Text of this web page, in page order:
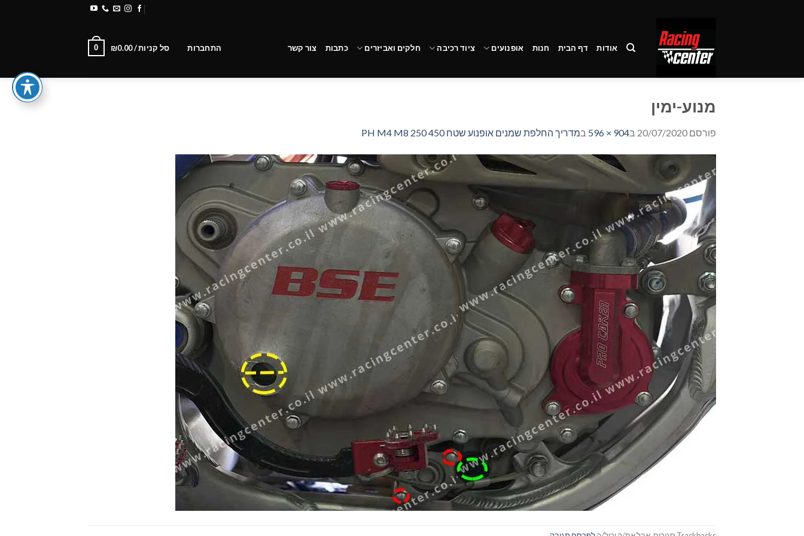
אודות דף הבית חנות אופנועים ציוד רכיבה חלקים ואביזרים כתבות צור קשר התחברות סל קניות / ₪0.00
0
מנוע-ימין
פורסם 20/07/2020 ב904 × 596 במדריך החלפת שמנים אופנוע שטח PH M4 M8 250 450